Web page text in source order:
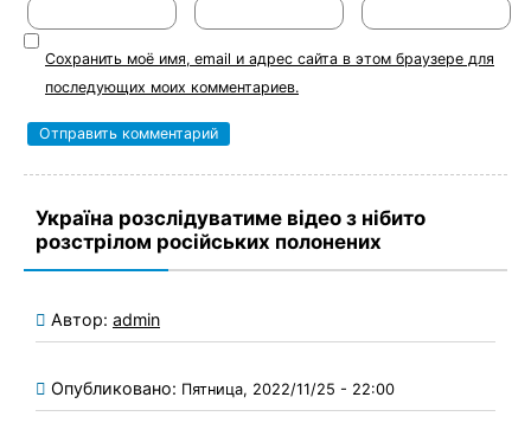
Сохранить моё имя, email и адрес сайта в этом браузере для
последующих моих комментариев.
Україна розслідуватиме відео з нібито
розстрілом російських полонених
Автор: admin
Опубликовано: Пятница, 2022/11/25 - 22:00